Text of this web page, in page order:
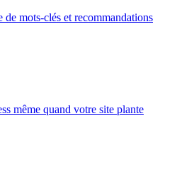
mots-clés et recommandations
même quand votre site plante